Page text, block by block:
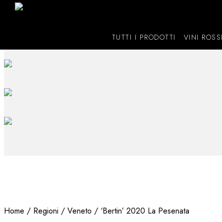
TUTTI I PRODOTTI VINI ROSSI
Home / Regioni / Veneto / ‘Bertin’ 2020 La Pesenata